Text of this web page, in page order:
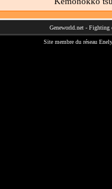
Geneworld.net - Fighting
Site membre du réseau